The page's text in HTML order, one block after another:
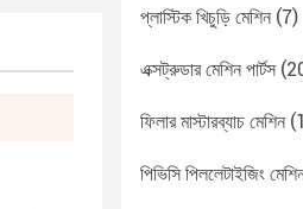
প্লাস্টিক খিচুড়ি মেশিন (7)
এক্সট্রুডার মেশিন পার্টস
ফিলার মাস্টারব্যাচ মেশিন
পিভিসি পিললেটাইজিং